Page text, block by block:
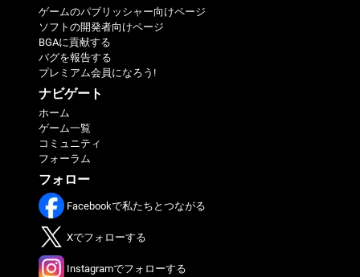
ゲームのパブリッシャー向けページ
ソフトの開発者向けページ
BGAに貢献する
バグを報告する
プレミアム会員になろう!
ナビゲート
ホーム
ゲーム一覧
コミュニティ
フォーラム
フォロー
Facebookで私たちとつながる
Xでフォローする
Instagramでフォローする